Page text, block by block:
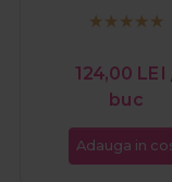
Blond Purple
124,00 LEI
buc
Adauga in